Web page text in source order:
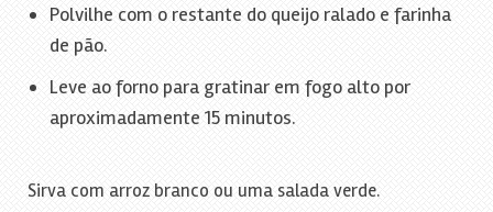
Polvilhe com o restante do queijo ralado e farinha
de pão.
Leve ao forno para gratinar em fogo alto por
aproximadamente 15 minutos.
Sirva com arroz branco ou uma salada verde.